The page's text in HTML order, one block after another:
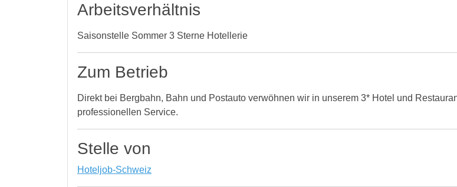
Arbeitsverhältnis
Saisonstelle Sommer 3 Sterne Hotellerie
Zum Betrieb
Direkt bei Bergbahn, Bahn und Postauto verwöhnen wir in unserem 3* Hotel und
professionellen Service.
Stelle von
Hoteljob-Schweiz